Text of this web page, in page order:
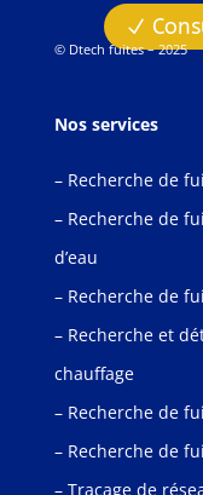
© Dtech fuites – 2025
Nos services
– Recherche de
– Recherche de
d’eau
– Recherche de
– Recherche et
chauffage
– Recherche de
– Recherche de
– Traçage de